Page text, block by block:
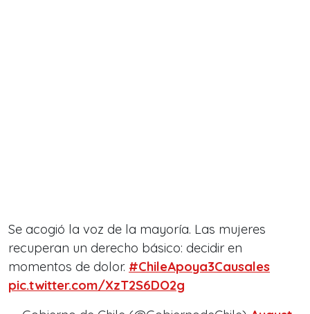
Se acogió la voz de la mayoría. Las mujeres
recuperan un derecho básico: decidir en
momentos de dolor. #ChileApoya3Causales
pic.twitter.com/XzT2S6DO2g